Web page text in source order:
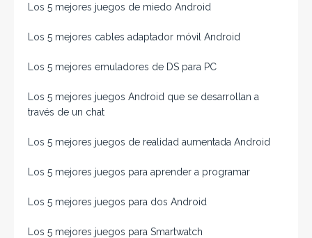
Los 5 mejores juegos de miedo Android
Los 5 mejores cables adaptador móvil Android
Los 5 mejores emuladores de DS para PC
Los 5 mejores juegos Android que se desarrollan a
través de un chat
Los 5 mejores juegos de realidad aumentada Android
Los 5 mejores juegos para aprender a programar
Los 5 mejores juegos para dos Android
Los 5 mejores juegos para Smartwatch